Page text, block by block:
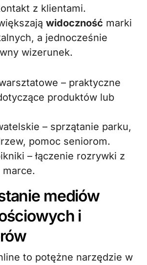
z klientami.
widoczność marki
a jednocześnie
wizerunek.
– praktyczne
produktów lub
– sprzątanie parku,
pomoc seniorom.
– łączenie rozrywki z
marce.
mediów
i
to potężne narzędzie w